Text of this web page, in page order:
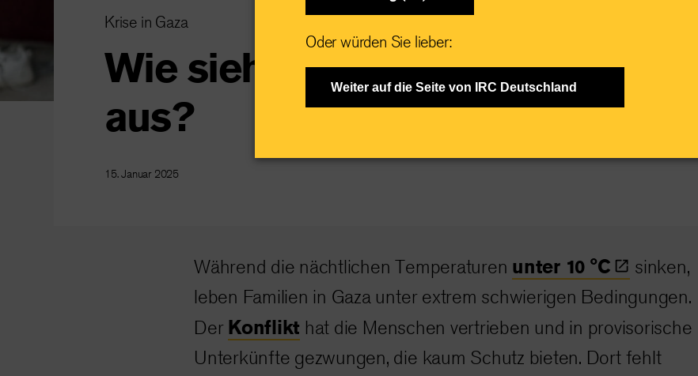
Krise in Gaza
Wie sieht der Winter in Gaza
aus?
15. Januar 2025
Während die nächtlichen Temperaturen unter 10 °C
sinken,
leben Familien in Gaza unter extrem schwierigen Bedingungen.
Der Konflikt hat die Menschen vertrieben und in provisorische
Unterkünfte gezwungen, die kaum Schutz bieten. Dort fehlt
Oder würden Sie lieber:
Weiter auf die Seite von IRC Deutschland